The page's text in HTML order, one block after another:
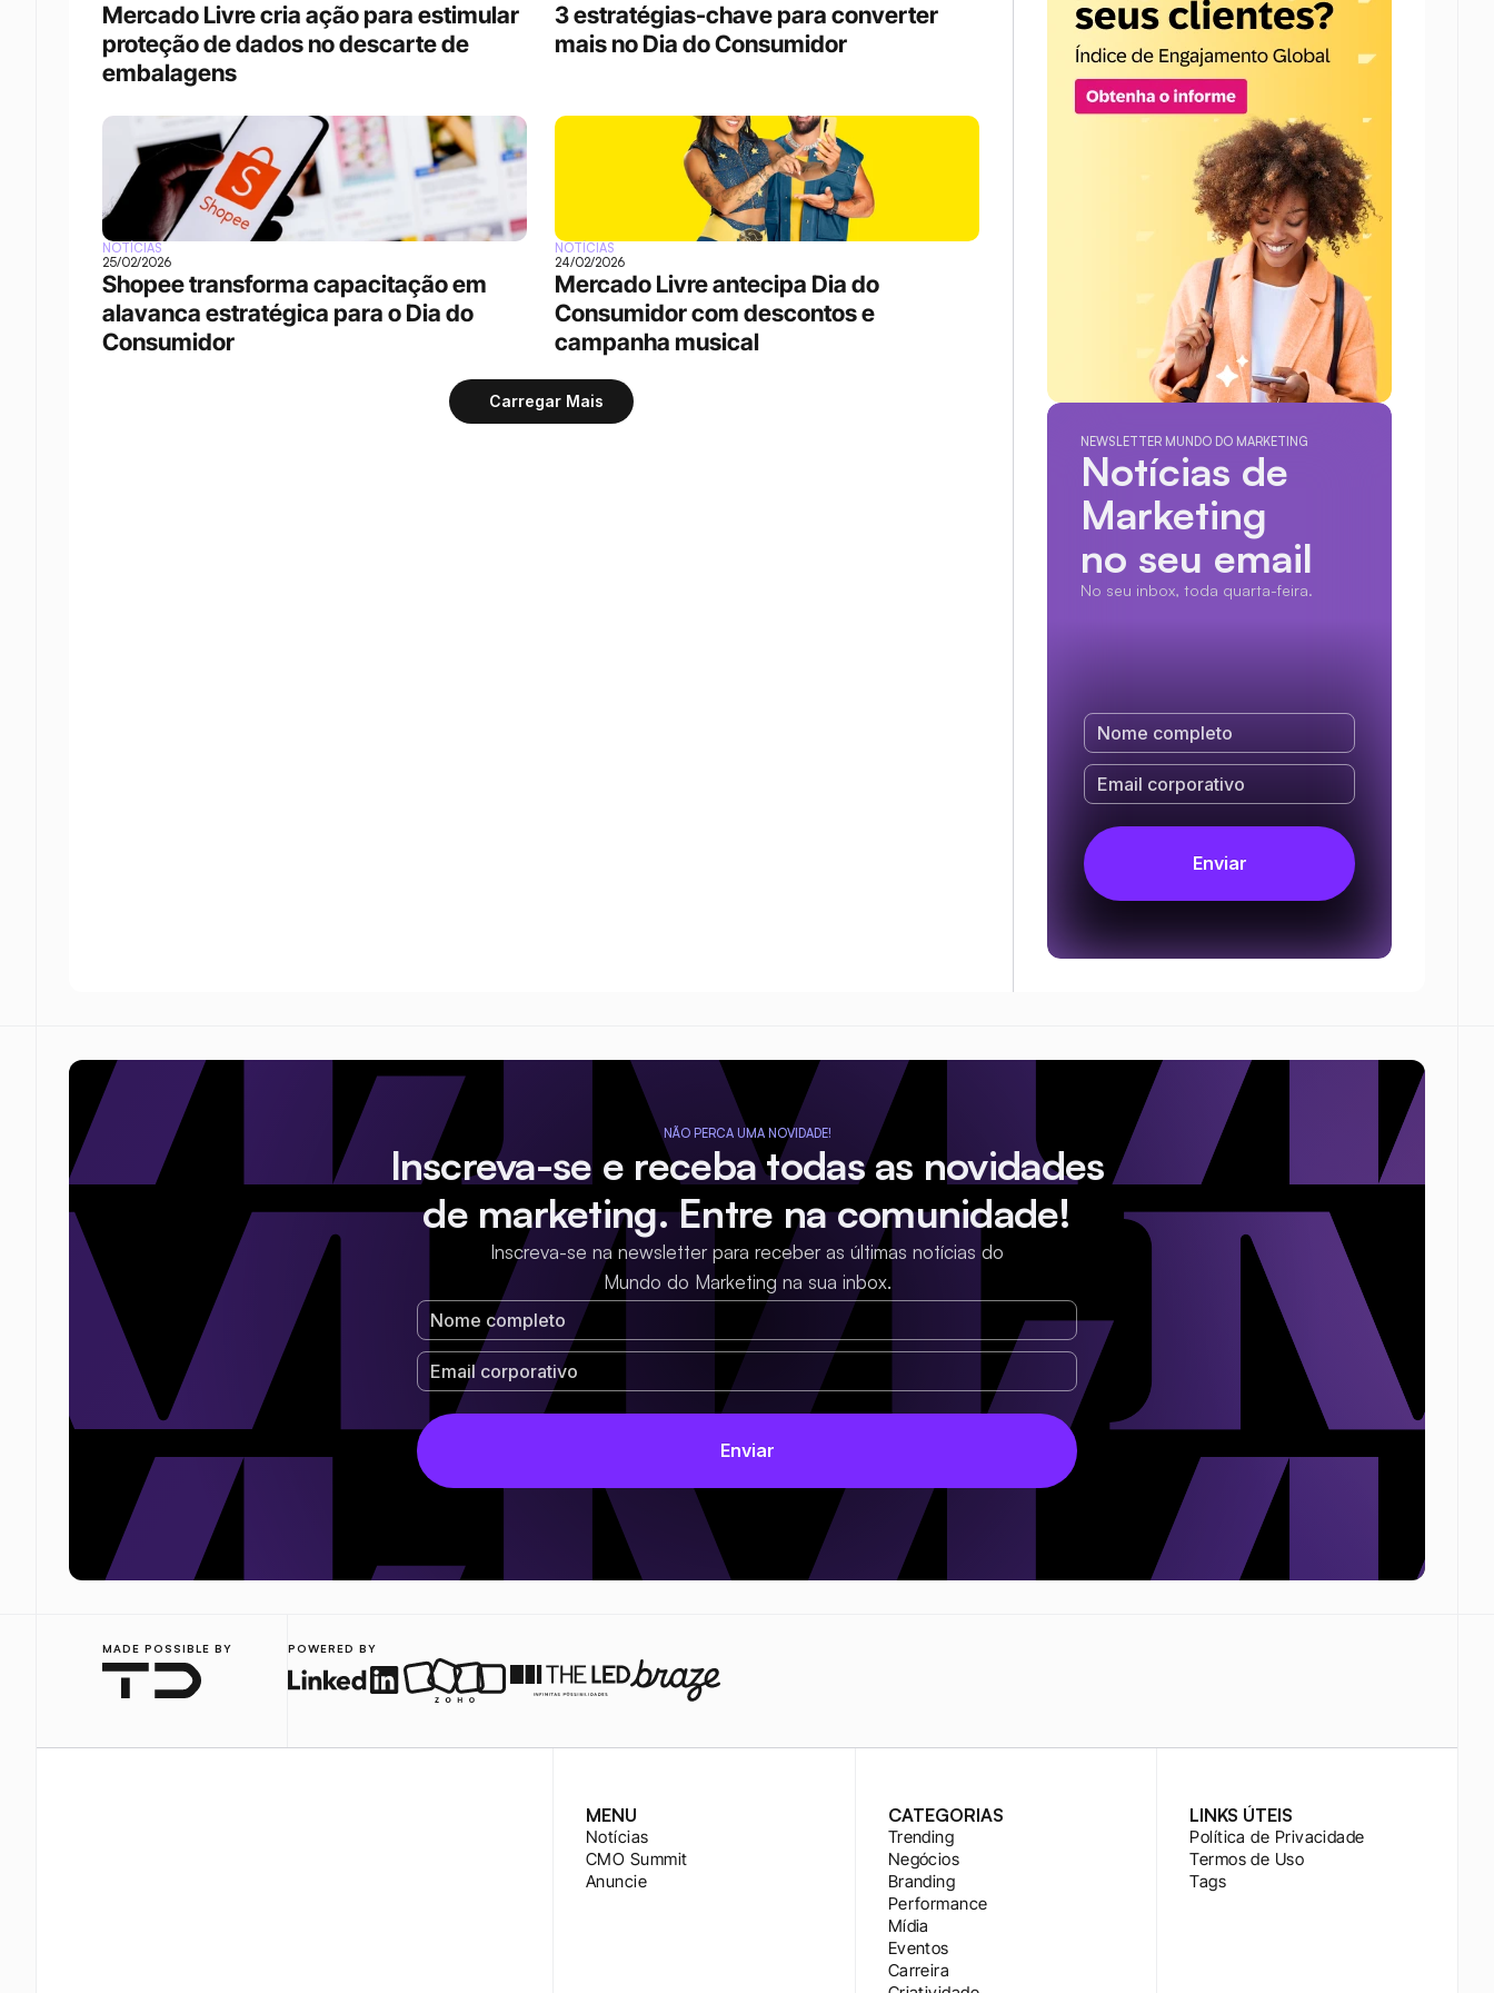
Mercado Livre cria ação para estimular
proteção de dados no descarte de
embalagens
3 estratégias-chave para converter
mais no Dia do Consumidor
NOTÍCIAS
25/02/2026
Shopee transforma capacitação em
alavanca estratégica para o Dia do
Consumidor
NOTÍCIAS
24/02/2026
Mercado Livre antecipa Dia do
Consumidor com descontos e
campanha musical
Carregar Mais
NEWSLETTER MUNDO DO MARKETING
Notícias de
Marketing
no seu email
No seu inbox, toda quarta-feira.
NÃO PERCA UMA NOVIDADE!
Inscreva-se e receba todas as novidades
de marketing. Entre na comunidade!
Inscreva-se na newsletter para receber as últimas notícias do
Mundo do Marketing na sua inbox.
MADE POSSIBLE BY POWERED BY
MENU
Notícias
CMO Summit
Anuncie
CATEGORIAS
Trending
Negócios
Branding
Performance
Mídia
Eventos
Carreira
LINKS ÚTEIS
Política de Privacidade
Termos de Uso
Tags